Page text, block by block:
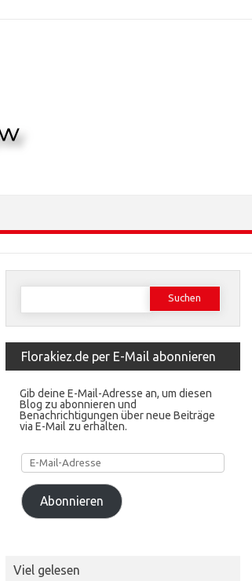
Suchen
Florakiez.de per E-Mail abonnieren
Gib deine E-Mail-Adresse an, um diesen
Blog zu abonnieren und
Benachrichtigungen über neue Beiträge
via E-Mail zu erhalten.
E-
Mail-
Adresse
Abonnieren
Viel gelesen